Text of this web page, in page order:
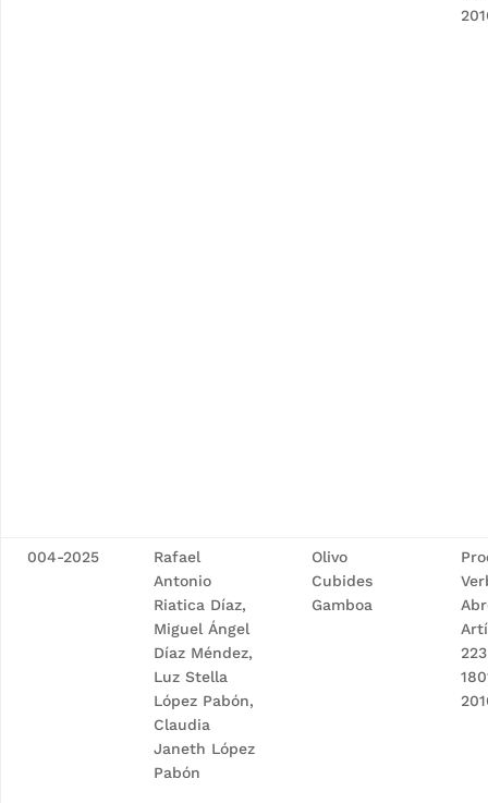
004-2025
Rafael
Antonio
Riatica Díaz,
Miguel Ángel
Díaz Méndez,
Luz Stella
López Pabón,
Claudia
Janeth López
Pabón
Olivo
Cubides
Gamboa